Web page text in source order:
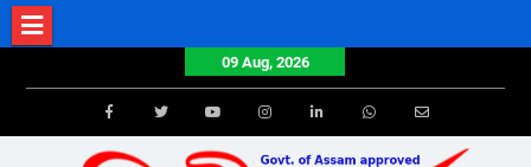
Skip
to
09 Aug, 2026
FacebookTwitterYoutube Email